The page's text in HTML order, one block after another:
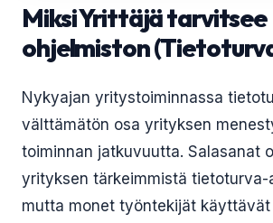
Miksi Yrittäjä tarvitsee
ohjelmiston
Nykyajan yritystoiminnassa
välttämätön osa yrityksen
toiminnan jatkuvuutta. Salasanat
yrityksen tärkeimmistä tietoturva-
mutta monet työntekijät käyttävät